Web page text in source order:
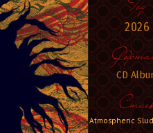
2026
CD
Atmospheric